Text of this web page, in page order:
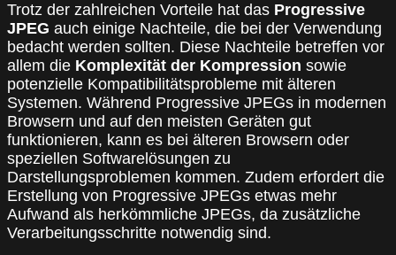
Trotz der zahlreichen Vorteile hat das Progressive
JPEG auch einige Nachteile, die bei der Verwendung
bedacht werden sollten. Diese Nachteile betreffen vor
allem die Komplexität der Kompression sowie
potenzielle Kompatibilitätsprobleme mit älteren
Systemen. Während Progressive JPEGs in modernen
Browsern und auf den meisten Geräten gut
funktionieren, kann es bei älteren Browsern oder
speziellen Softwarelösungen zu
Darstellungsproblemen kommen. Zudem erfordert die
Erstellung von Progressive JPEGs etwas mehr
Aufwand als herkömmliche JPEGs, da zusätzliche
Verarbeitungsschritte notwendig sind.